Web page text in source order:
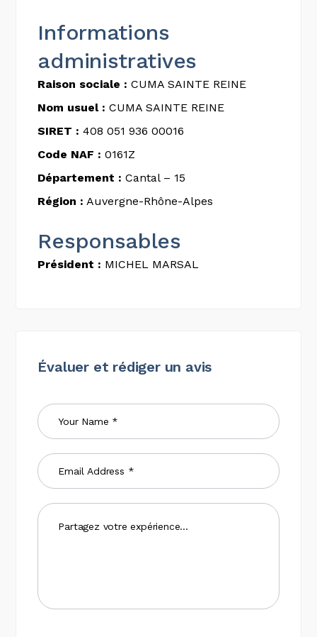
Informations
administratives
Raison sociale : CUMA SAINTE REINE
Nom usuel : CUMA SAINTE REINE
SIRET : 408 051 936 00016
Code NAF : 0161Z
Département : Cantal – 15
Région : Auvergne-Rhône-Alpes
Responsables
Président : MICHEL MARSAL
Évaluer et rédiger un avis